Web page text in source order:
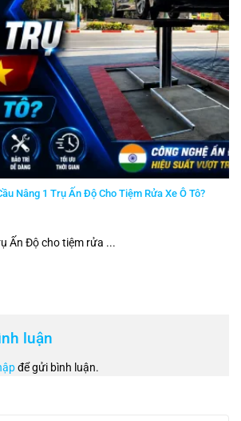
Nâng 1 Trụ Ấn Độ Cho Tiệm Rửa Xe Ô Tô?
Ấn Độ cho tiệm rửa ...
luận
để gửi bình luận.